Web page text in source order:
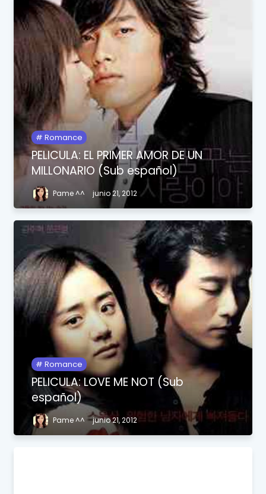
Romance
PELICULA: EL PRIMER AMOR DE UN
MILLONARIO (Sub español)
Pame ^^ junio 21, 2012
Romance
PELICULA: LOVE ME NOT (Sub
español)
Pame ^^ junio 21, 2012